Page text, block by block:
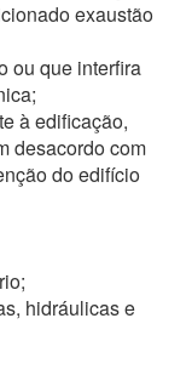
exaustão
ou que interfira
à edificação,
desacordo com
do edifício
hidráulicas e